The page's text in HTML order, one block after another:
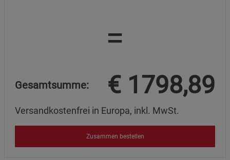
=
Gesamtsumme: € 1798,89
Versandkostenfrei in Europa, inkl. MwSt.
Zusammen bestellen